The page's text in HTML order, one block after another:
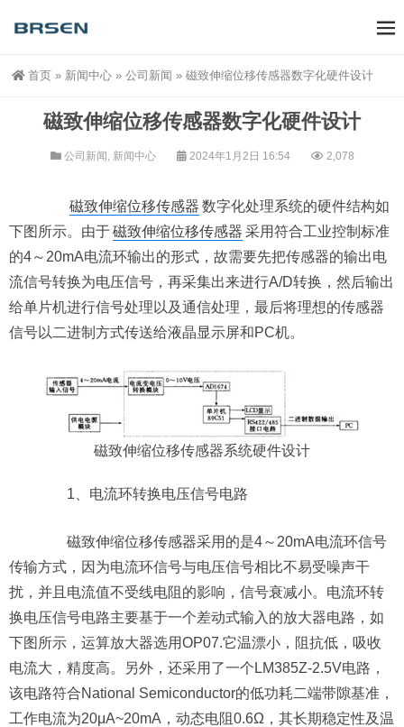
首页 » 新闻中心 » 公司新闻 » 磁致伸缩位移传感器数字化硬件设计
磁致伸缩位移传感器数字化硬件设计
公司新闻 , 新闻中心 2024年1月2日 16:54 2,078
磁致伸缩位移传感器 数字化处理系统的硬件结构如
下图所示。由于磁致伸缩位移传感器 采用符合工业控制标准
的4～20mA电流环输出的形式，故需要先把传感器的输出电
流信号转换为电压信号，再采集出来进行A/D转换，然后输出
给单片机进行信号处理以及通信处理，最后将理想的传感器
信号以二进制方式传送给液晶显示屏和PC机。
磁致伸缩位移传感器系统硬件设计
1、电流环转换电压信号电路
磁致伸缩位移传感器采用的是4～20mA电流环信号
传输方式，因为电流环信号与电压信号相比不易受噪声干
扰，并且电流值不受线电阻的影响，信号衰减小。电流环转
换电压信号电路主要基于一个差动式输入的放大器电路，如
下图所示，运算放大器选用OP07.它温漂小，阻抗低，吸收
电流大，精度高。另外，还采用了一个LM385Z-2.5V电路，
该电路符合National Semiconductor的低功耗二端带隙基准，
工作电流为20μA~20mA，动态电阻0.6Ω，其长期稳定性及温